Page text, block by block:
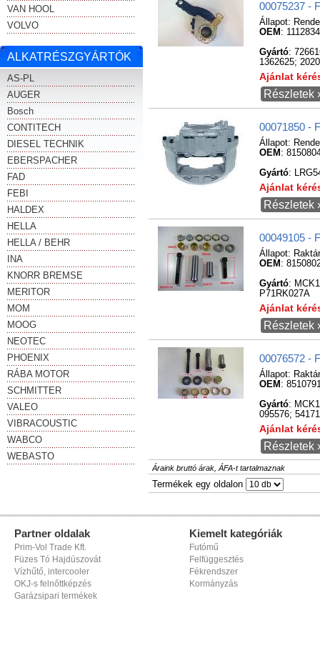
VAN HOOL
VOLVO
ALKATRÉSZGYÁRTÓK
AS-PL
AUGER
Bosch
CONTITECH
DIESEL TECHNIK
EBERSPACHER
FAD
FEBI
HALDEX
HELLA
HELLA / BEHR
INA
KNORR BREMSE
MERITOR
MOM
MOOG
NEOTEC
PHOENIX
RÁBA MOTOR
SCHMITTER
VALEO
VIBRACOUSTIC
WABCO
WEBASTO
00075237 -
Állapot:
OEM :
Gyártó:
1362625;
Ajánlat
Részletek
00071850 -
Állapot:
OEM :
Gyártó:
Ajánlat
Részletek
00049105 -
Állapot:
OEM :
Gyártó:
P71RK027A
Ajánlat
Részletek
00076572 -
Állapot:
OEM :
Gyártó:
095576;
Ajánlat
Részletek
Áraink bruttó árak, ÁFA-t tartalmaznak
Termékek egy oldalon
Partner oldalak
Prim-Vol Trade Kft.
Füzes Tó Hajdúszovát
Vízhűtő, intercooler
OKJ-s felnőttképzés
Garázsipari termékek
Kiemelt kategóriák
Futómű
Felfüggesztés
Fékrendszer
Kormányzás